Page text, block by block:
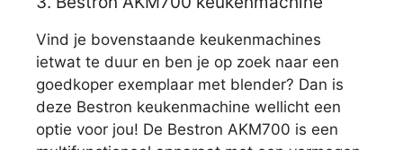
Vind je bovenstaande keukenmachines
ietwat te duur en ben je op zoek naar een
goedkoper exemplaar met blender? Dan is
deze Bestron keukenmachine wellicht een
optie voor jou! De Bestron AKM700 is een